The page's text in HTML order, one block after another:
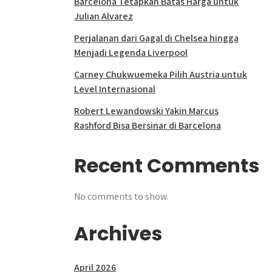
Julian Alvarez
Perjalanan dari Gagal di Chelsea hingga
Menjadi Legenda Liverpool
Carney Chukwuemeka Pilih Austria untuk
Level Internasional
Robert Lewandowski Yakin Marcus
Rashford Bisa Bersinar di Barcelona
Recent Comments
No comments to show.
Archives
April 2026